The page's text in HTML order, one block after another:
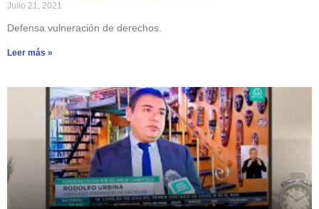
Julio 21, 2021
Defensa vulneración de derechos.
Leer más »